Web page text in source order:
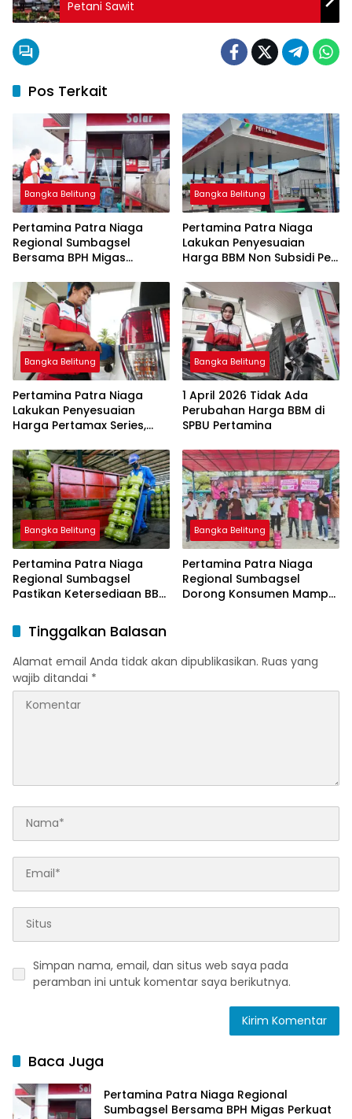
Petani Sawit
Pos Terkait
Bangka Belitung
Pertamina Patra Niaga
Regional Sumbagsel
Bersama BPH Migas
Penyaluran BBM Subsidi
bagi Nelayan melalui
Aplikasi XSTAR
Bangka Belitung
Pertamina Patra Niaga
Lakukan Penyesuaian
Harga BBM Non Subsidi Per
Bangka Belitung
Pertamina Patra Niaga
Lakukan Penyesuaian
Harga Pertamax Series,
Subsidi Tetap
Bangka Belitung
1 April 2026 Tidak Ada
Perubahan Harga BBM di
SPBU Pertamina
Bangka Belitung
Pertamina Patra Niaga
Regional Sumbagsel
Pastikan Ketersediaan BBM
Ramadan dan Menjelang
Idulfitri
Bangka Belitung
Pertamina Patra Niaga
Regional Sumbagsel
Dorong Konsumen Mampu
Tinggalkan Balasan
Alamat email Anda tidak akan dipublikasikan. Ruas yang
wajib ditandai *
Simpan nama, email, dan situs web saya pada
peramban ini untuk komentar saya berikutnya.
Baca Juga
Pertamina Patra Niaga Regional
Sumbagsel Bersama BPH Migas Perkuat